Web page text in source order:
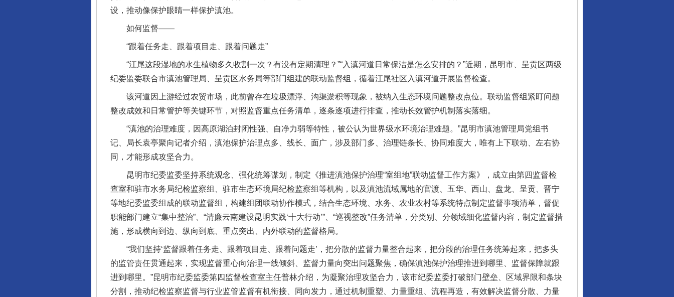
设，推动像保护眼睛一样保护滇池。
如何监督——
“跟着任务走、跟着项目走、跟着问题走”
“江尾这段湿地的水生植物多久收割一次？有没有定期清理？”“入滇河道日常保洁是怎么安排的？”近期，昆明市、呈贡区两级
纪委监委联合市滇池管理局、呈贡区水务局等部门组建的联动监督组，循着江尾社区入滇河道开展监督检查。
该河道因上游经过农贸市场，此前曾存在垃圾漂浮、沟渠淤积等现象，被纳入生态环境问题整改点位。联动监督组紧盯问题
整改成效和日常管护等关键环节，对照监督重点任务清单，逐条逐项进行排查，推动长效管护机制落实落细。
“滇池的治理难度，因高原湖泊封闭性强、自净力弱等特性，被公认为世界级水环境治理难题。”昆明市滇池管理局党组书
记、局长袁亭聚向记者介绍，滇池保护治理点多、线长、面广，涉及部门多、治理链条长、协同难度大，唯有上下联动、左右协
同，才能形成攻坚合力。
昆明市纪委监委坚持系统观念、强化统筹谋划，制定《推进滇池保护治理“室组地”联动监督工作方案》，成立由第四监督检
查室和驻市水务局纪检监察组、驻市生态环境局纪检监察组等机构，以及滇池流域属地的官渡、五华、西山、盘龙、呈贡、晋宁
等地纪委监委组成的联动监督组，构建组团联动协作模式，结合生态环境、水务、农业农村等系统特点制定监督事项清单，督促
职能部门建立“集中整治”、“清廉云南建设昆明实践‘十大行动’”、“巡视整改”任务清单，分类别、分领域细化监督内容，制定监督措
施，形成横向到边、纵向到底、重点突出、内外联动的监督格局。
“我们坚持‘监督跟着任务走、跟着项目走、跟着问题走’，把分散的监督力量整合起来，把分段的治理任务统筹起来，把多头
的监管责任贯通起来，实现监督重心向治理一线倾斜、监督力量向突出问题聚焦，确保滇池保护治理推进到哪里、监督保障就跟
进到哪里。”昆明市纪委监委第四监督检查室主任普林介绍，为凝聚治理攻坚合力，该市纪委监委打破部门壁垒、区域界限和条块
分割，推动纪检监察监督与行业监管监督有机衔接、同向发力，通过机制重塑、力量重组、流程再造，有效解决监督分散、力量